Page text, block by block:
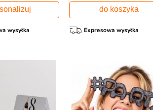
wysyłka
do koszyka
Expresowa wysyłka